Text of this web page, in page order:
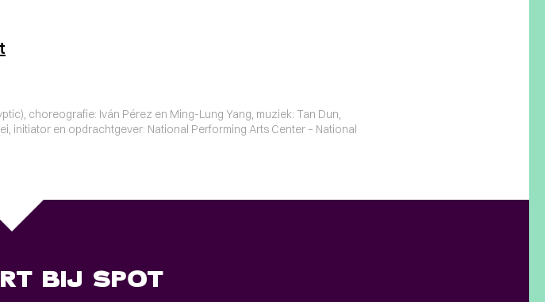
choreografie: Iván Pérez en Ming-Lung Yang, muziek: Tan Dun,
initiator en opdrachtgever: National Performing Arts Center – National
BIJ SPOT